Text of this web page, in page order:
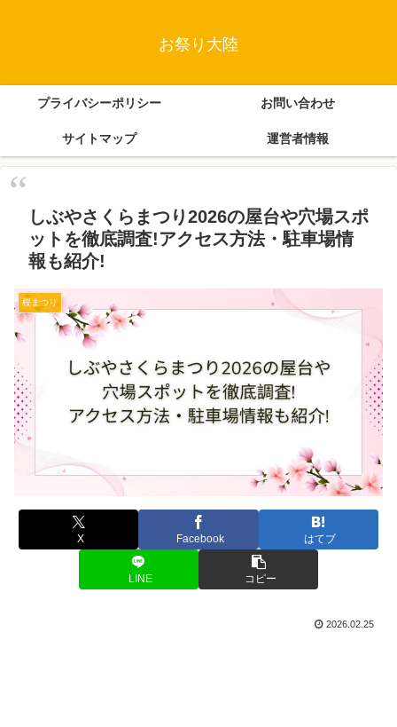
お祭り大陸
プライバシーポリシー お問い合わせ
サイトマップ 運営者情報
しぶやさくらまつり2026の屋台や穴場スポ
ットを徹底調査!アクセス方法・駐車場情
報も紹介!
桜まつり
X Facebook はてブ
LINE コピー
2026.02.25